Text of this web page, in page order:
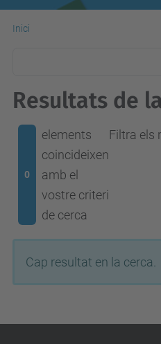
Inici
Resultats de
0
elements
coincideixen
amb el
vostre criteri
de cerca
Filtra els
Cap resultat en la cerca.